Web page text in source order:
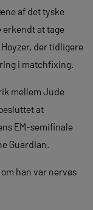
af det tyske
at tage
der tidligere
i matchfixing.
mellem Jude
at
EM-semifinale
Guardian.
han var nervøs